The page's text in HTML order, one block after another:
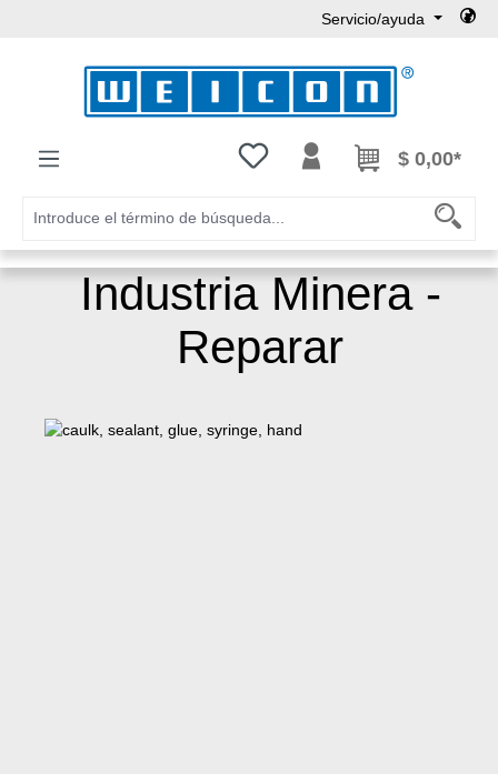
Servicio/ayuda
Tienes 0 artículos en tu lista de
$ 0,00*
Industria Minera -
Reparar